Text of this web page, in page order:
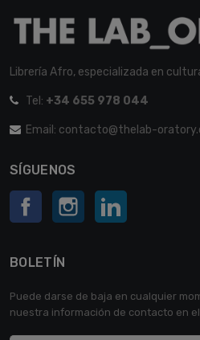
Librería Afro, especializada en
Tel: +34 655 978 044
Email: contacto@thelab-
SÍGUENOS
Facebook Instagram
BOLETÍN
Puede darse de baja en cualquier
nuestra información de contacto en el